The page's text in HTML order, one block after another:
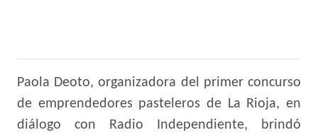
Paola Deoto, organizadora del primer concurso
de emprendedores pasteleros de La Rioja, en
diálogo con Radio Independiente, brindó